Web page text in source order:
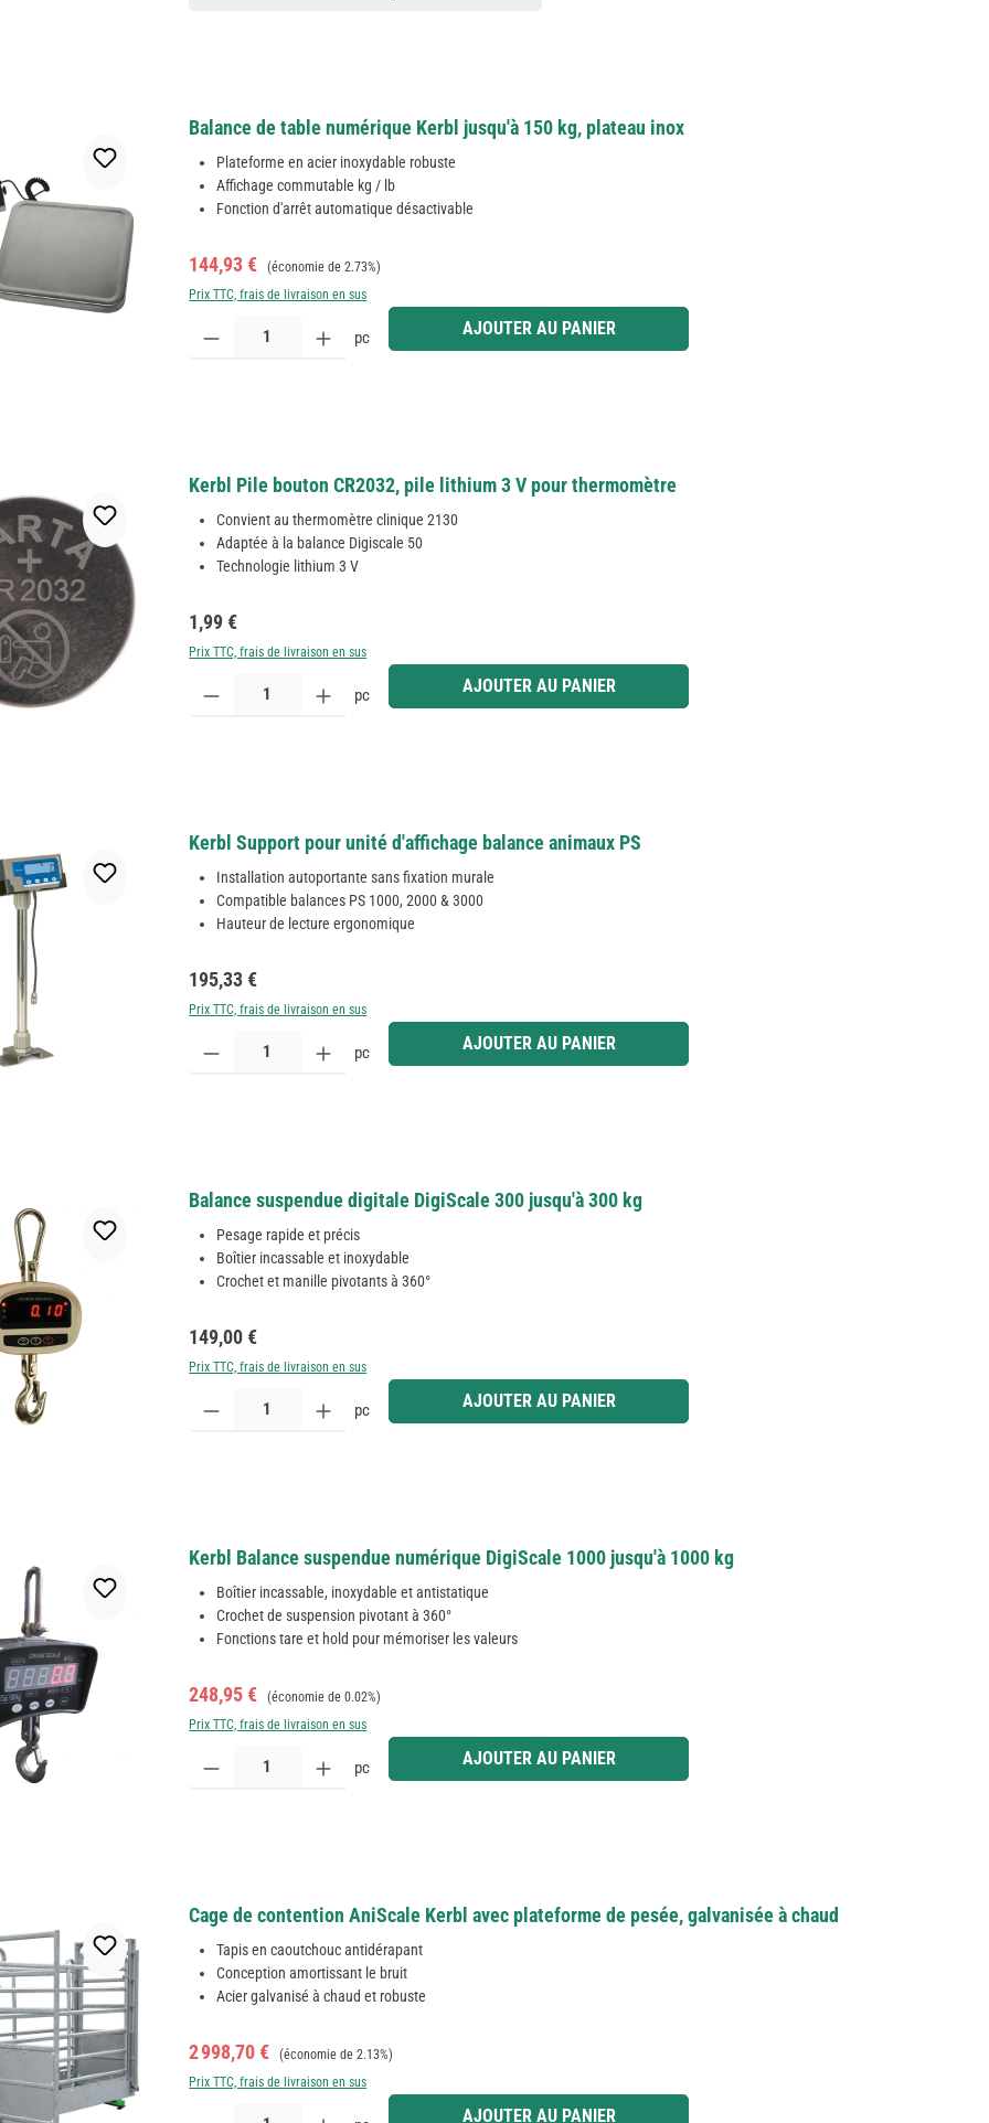
Balance de table numérique Kerbl jusqu'à 150 kg, plateau inox
Plateforme en acier inoxydable robuste
Affichage commutable kg / lb
Fonction d'arrêt automatique désactivable
Prix de vente :
144,93 € Prix régulier :
(économie de 2.73%)
Prix TTC, frais de livraison en sus
Quantité de produit : Entrez la quantité souhaitée ou utilisez les boutons pour augmenter ou diminuer la quantité.
pc AJOUTER AU PANIER
Kerbl Pile bouton CR2032, pile lithium 3 V pour thermomètre
Convient au thermomètre clinique 2130
Adaptée à la balance Digiscale 50
Technologie lithium 3 V
Prix régulier :
1,99 €
Prix TTC, frais de livraison en sus
Quantité de produit : Entrez la quantité souhaitée ou utilisez les boutons pour augmenter ou diminuer la quantité.
pc AJOUTER AU PANIER
Kerbl Support pour unité d'affichage balance animaux PS
Installation autoportante sans fixation murale
Compatible balances PS 1000, 2000 & 3000
Hauteur de lecture ergonomique
Prix régulier :
195,33 €
Prix TTC, frais de livraison en sus
Quantité de produit : Entrez la quantité souhaitée ou utilisez les boutons pour augmenter ou diminuer la quantité.
pc AJOUTER AU PANIER
Balance suspendue digitale DigiScale 300 jusqu'à 300 kg
Pesage rapide et précis
Boîtier incassable et inoxydable
Crochet et manille pivotants à 360°
Prix régulier :
149,00 €
Prix TTC, frais de livraison en sus
Quantité de produit : Entrez la quantité souhaitée ou utilisez les boutons pour augmenter ou diminuer la quantité.
pc AJOUTER AU PANIER
Kerbl Balance suspendue numérique DigiScale 1000 jusqu'à 1000 kg
Boîtier incassable, inoxydable et antistatique
Crochet de suspension pivotant à 360°
Fonctions tare et hold pour mémoriser les valeurs
Prix de vente :
248,95 € Prix régulier :
(économie de 0.02%)
Prix TTC, frais de livraison en sus
Quantité de produit : Entrez la quantité souhaitée ou utilisez les boutons pour augmenter ou diminuer la quantité.
pc AJOUTER AU PANIER
Cage de contention AniScale Kerbl avec plateforme de pesée, galvanisée à chaud
Tapis en caoutchouc antidérapant
Conception amortissant le bruit
Acier galvanisé à chaud et robuste
Prix de vente :
2 998,70 € Prix régulier :
(économie de 2.13%)
Prix TTC, frais de livraison en sus
Quantité de produit : Entrez la quantité souhaitée ou utilisez les boutons pour augmenter ou diminuer la quantité.
AJOUTER AU PANIER